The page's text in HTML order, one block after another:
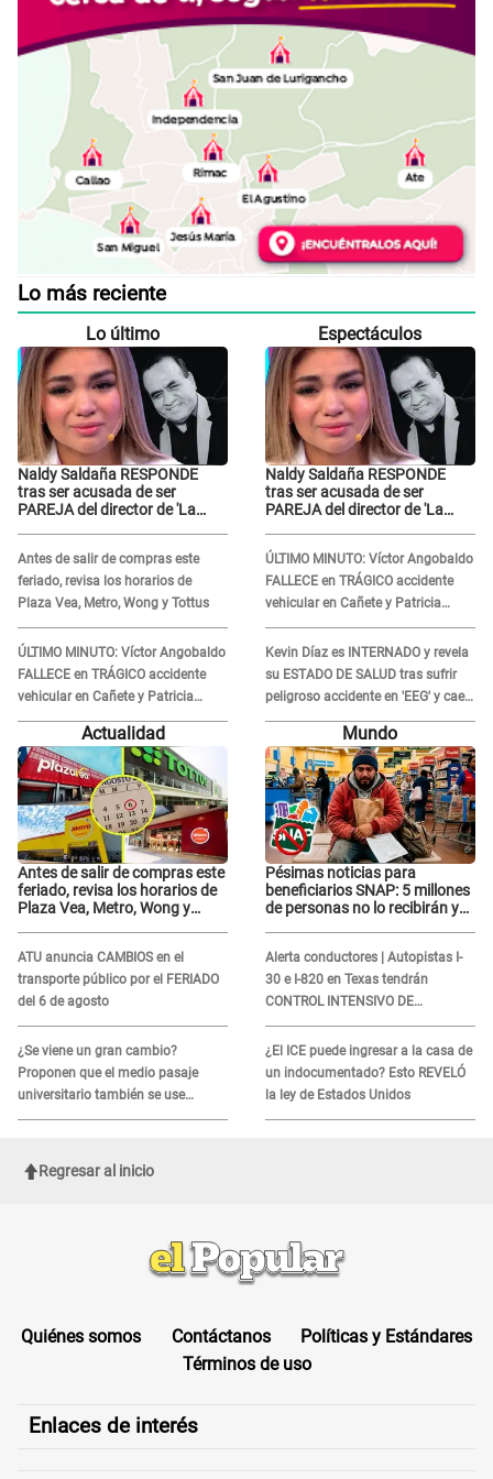
Lo más reciente
Lo último
Naldy Saldaña RESPONDE
tras ser acusada de ser
PAREJA del director de 'La
Antes de salir de compras este
feriado, revisa los horarios de
Plaza Vea, Metro, Wong y Tottus
ÚLTIMO MINUTO: Víctor Angobaldo
FALLECE en TRÁGICO accidente
vehicular en Cañete y Patricia
Alquinta lo confirma
Espectáculos
Naldy Saldaña RESPONDE
tras ser acusada de ser
PAREJA del director de 'La
ÚLTIMO MINUTO: Víctor Angobaldo
FALLECE en TRÁGICO accidente
vehicular en Cañete y Patricia
Alquinta lo confirma
Kevin Díaz es INTERNADO y revela
su ESTADO DE SALUD tras sufrir
peligroso accidente en 'EEG' y caer
desde altura de ocho metros
Actualidad
Antes de salir de compras este
feriado, revisa los horarios de
Plaza Vea, Metro, Wong y
ATU anuncia CAMBIOS en el
transporte público por el FERIADO
del 6 de agosto
¿Se viene un gran cambio?
Proponen que el medio pasaje
universitario también se use
sábados, domingos y feriados
Mundo
Pésimas noticias para
beneficiarios SNAP: 5 millones
de personas no lo recibirán y
Alerta conductores | Autopistas I-
30 e I-820 en Texas tendrán
CONTROL INTENSIVO DE
SEGURIDAD: Estas serán las
HORAS CRÍTICAS
¿El ICE puede ingresar a la casa de
un indocumentado? Esto REVELÓ
la ley de Estados Unidos
Regresar al inicio
Quiénes somos Contáctanos
Políticas y Estándares
Términos de uso
Enlaces de interés